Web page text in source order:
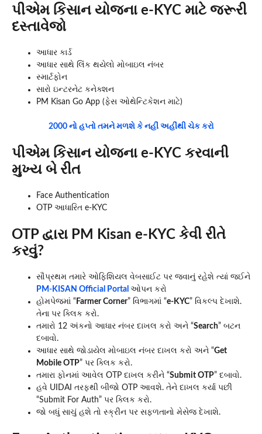
પીએમ કિસાન યોજના e-KYC માટે જરૂરી
દસ્તાવેજો
આધાર કાર્ડ
આધાર સાથે લિંક થયેલો મોબાઇલ નંબર
સ્માર્ટફોન
સારો ઇન્ટરનેટ કનેક્શન
PM Kisan Go App (ફેસ ઓથેન્ટિકેશન માટે)
2000 નો હપ્તો તમને મળશે કે નહીં અહીંથી ચેક કરો
પીએમ કિસાન યોજના e-KYC કરવાની
મુખ્ય બે રીત
Face Authentication
OTP આધારિત e-KYC
OTP દ્વારા PM Kisan e-KYC કેવી રીતે
કરવું?
સૌપ્રથમ તમારે ઓફિશિયલ વેબસાઈટ પર જવાનું રહેશે ત્યાં જઈને
PM-KISAN Official Portal ઓપન કરો
હોમપેજમાં “ Farmer Corner” વિભાગમાં “e-KYC” વિકલ્પ દેખાશે.
તેના પર ક્લિક કરો.
તમારો 12 અંકનો આધાર નંબર દાખલ કરો અને “Search” બટન
દબાવો.
આધાર સાથે જોડાયેલ મોબાઇલ નંબર દાખલ કરો અને “Get
Mobile OTP” પર ક્લિક કરો.
તમારા ફોનમાં આવેલ OTP દાખલ કરીને “Submit OTP” દબાવો.
હવે UIDAI તરફથી બીજો OTP આવશે. તેને દાખલ કર્યા પછી
“Submit For Auth” પર ક્લિક કરો.
જો બધું સાચું હશે તો સ્ક્રીન પર સફળતાનો મેસેજ દેખાશે.